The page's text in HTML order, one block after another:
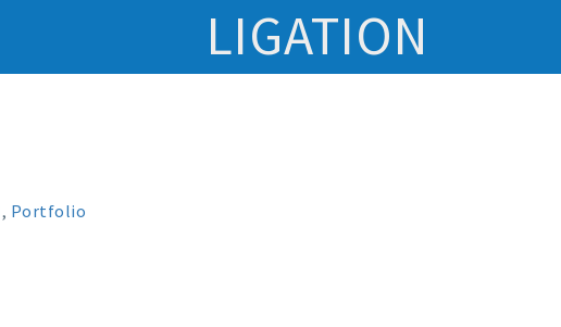
LIGATION
, Portfolio